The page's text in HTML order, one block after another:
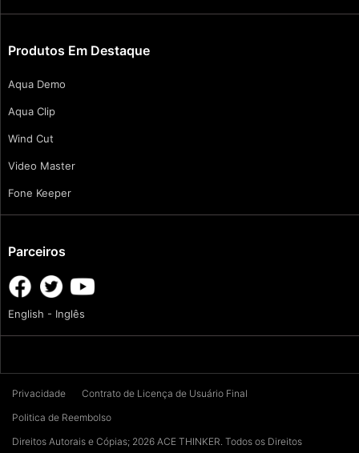
Produtos Em Destaque
Aqua Demo
Aqua Clip
Wind Cut
Video Master
Fone Keeper
Parceiros
English - Inglês
Privacidade
Contrato de Licença de Usuário Final
Politica de Reembolso
Direitos Autorais e Cópias; 2026 ACE THINKER. Todos os Direitos